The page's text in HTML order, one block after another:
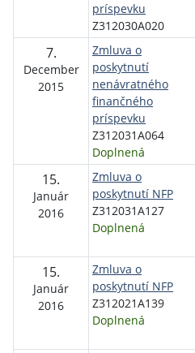
príspevku
Z312030A020
7.
December
2015
Zmluva o
poskytnutí
nenávratného
finančného
príspevku
Z312031A064
Doplnená
15.
Január
2016
Zmluva o
poskytnutí NFP
Z312031A127
Doplnená
15.
Január
2016
Zmluva o
poskytnutí NFP
Z312021A139
Doplnená